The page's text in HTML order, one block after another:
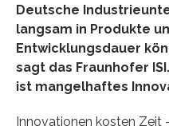
Deutsche
langsam in Produkte
Entwicklungsdauer
sagt das Fraunhofer
ist mangelhaftes
Innovationen kosten Zeit